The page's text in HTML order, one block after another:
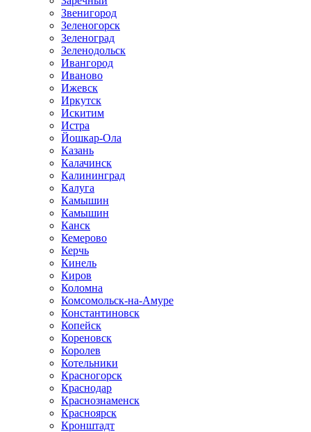
Звенигород
Зеленогорск
Зеленоград
Зеленодольск
Ивангород
Иваново
Ижевск
Иркутск
Искитим
Истра
Йошкар-Ола
Казань
Калачинск
Калининград
Калуга
Камышин
Камышин
Канск
Кемерово
Керчь
Кинель
Киров
Коломна
Комсомольск-на-Амуре
Константиновск
Копейск
Кореновск
Королев
Котельники
Красногорск
Краснодар
Краснознаменск
Красноярск
Кронштадт